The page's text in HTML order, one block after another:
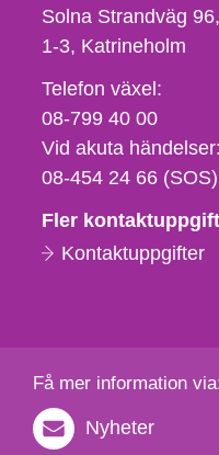
Solna Strandväg
1-3 Katrineholm
Telefon,
fax
och
e-
Telefon växel:
08-799 40 00
Vid akuta händelser:
08-454 24 66 (SOS)
Fler
Kontaktuppgifter
Få mer information
Nyheter